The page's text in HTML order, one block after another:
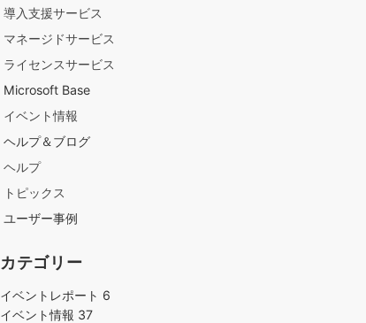
導入支援サービス
マネージドサービス
ライセンスサービス
Microsoft Base
イベント情報
ヘルプ＆ブログ
ヘルプ
トピックス
ユーザー事例
カテゴリー
イベントレポート 6
イベント情報 37